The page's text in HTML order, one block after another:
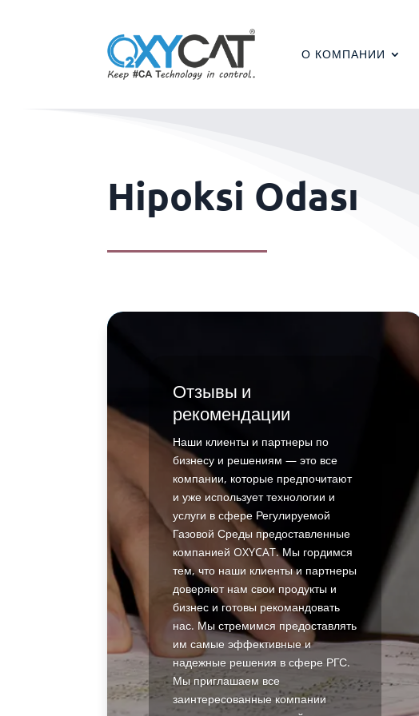
О КОМПАНИИ
Hipoksi Odası
Отзывы и
рекомендации
Наши клиенты и партнеры по
бизнесу и решениям — это все
компании, которые предпочитают
и уже использует технологии и
услуги в сфере Регулируемой
Газовой Среды предоставленные
компанией OXYCAT. Мы гордимся
тем, что наши клиенты и партнеры
доверяют нам свои продукты и
бизнес и готовы рекомандовать
нас. Мы стремимся предоставлять
им самые эффективные и
надежные решения в сфере РГС.
Мы приглашаем все
заинтересованные компании